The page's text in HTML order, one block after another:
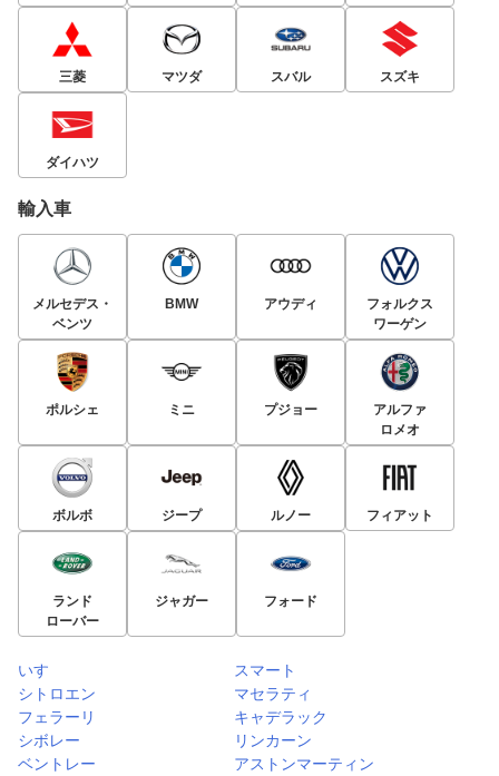
三菱 マツダ スバル スズキ
ダイハツ
輸入車
メルセデス・
ベンツ
BMW アウディ
フォルクス
ワーゲン
ポルシェ ミニ プジョー
アルファ
ロメオ
ボルボ ジープ ルノー フィアット
ランド
ローバー
ジャガー フォード
いすゞ
スマート
シトロエン
マセラティ
フェラーリ
キャデラック
シボレー
リンカーン
ベントレー
アストンマーティン